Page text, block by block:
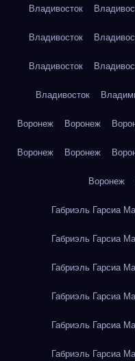
Владивосток
Владивосток
Владивосток
Владивосток
Воронеж Воронеж
Воронеж Воронеж
Воронеж
Габриэль Гарсиа
Габриэль Гарсиа
Габриэль Гарсиа
Габриэль Гарсиа
Габриэль Гарсиа
Габриэль Гарсиа